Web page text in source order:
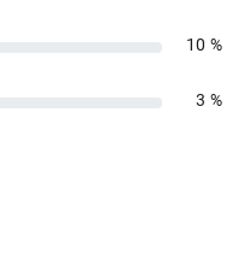
10 %
3 %